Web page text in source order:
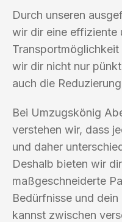
Durch unseren
wir dir eine effiziente
wir dir nicht nur
auch die
Bei Umzugskönig
verstehen wir, dass
und daher
Deshalb bieten wir
maßgeschneiderte
Bedürfnisse und
kannst zwischen